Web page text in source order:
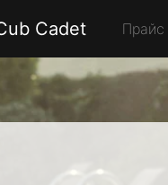
Cadet Прайс